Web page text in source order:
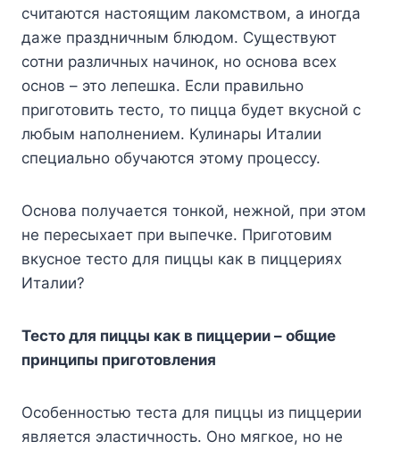
считаются настоящим лакомством, а иногда
даже праздничным блюдом. Существуют
сотни различных начинок, но основа всех
основ – это лепешка. Если правильно
приготовить тесто, то пицца будет вкусной с
любым наполнением. Кулинары Италии
специально обучаются этому процессу.
Основа получается тонкой, нежной, при этом
не пересыхает при выпечке. Приготовим
вкусное тесто для пиццы как в пиццериях
Италии?
Тесто для пиццы как в пиццерии – общие
принципы приготовления
Особенностью теста для пиццы из пиццерии
является эластичность. Оно мягкое, но не